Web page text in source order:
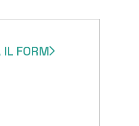
LE
I PRIVATI
FORM